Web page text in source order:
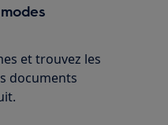
et trouvez les
documents